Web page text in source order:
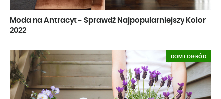
Moda na Antracyt - Sprawdź Najpopularniejszy Kolor
2022
DOM I OGRÓD